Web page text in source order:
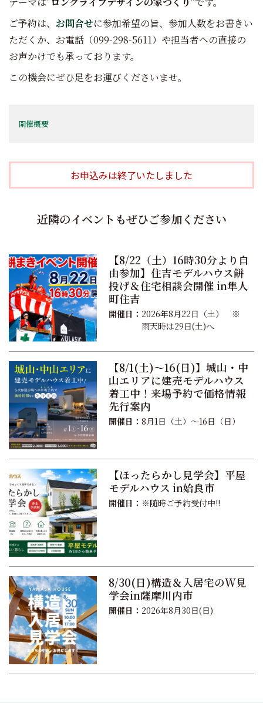
ご予約は、 お問合せに参加希望の旨、参加人数をお書きい
ただくか、お電話（099-298-5611）や担当者への直接の
お声かけでも承っております。
この機会にぜひ足をお運びくださいませ。
開催概要
お申込みは終了いたしました
近隣のイベントもぜひご参加ください
【8/22（土）16時30分より自
由参加】住吉モデルハウス餅
投げ＆住宅相談会開催 in隼人
町住吉
開催日： 2026年8月22日（土） ※
雨天時は29日(土)へ
【8/1(土)〜16(日)】城山・中
山エリアに建売モデルハウス
着工中！来場予約で価格情報
先行案内
開催日： 8月1日（土）〜16日（日）
【ほったらかし見学会】平屋
モデルハウス in姶良市
開催日： ※随時ご予約受付中!!
8/30(日)構造＆入居宅のW見
学会in薩摩川内市
開催日： 2026年8月30日(日)